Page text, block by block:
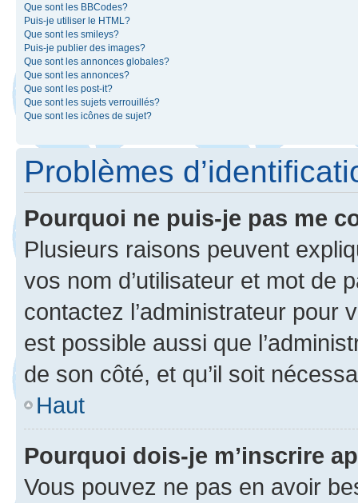
Que sont les BBCodes?
Puis-je utiliser le HTML?
Que sont les smileys?
Puis-je publier des images?
Que sont les annonces globales?
Que sont les annonces?
Que sont les post-it?
Que sont les sujets verrouillés?
Que sont les icônes de sujet?
Problèmes
Pourquoi ne puis-je pas me
Plusieurs raisons peuvent
vos nom d’utilisateur et mot de
contactez l’administrateur pour
est possible aussi que
de son côté, et qu’il soit
Haut
Pourquoi dois-je m’inscrire
Vous pouvez ne pas en avoir